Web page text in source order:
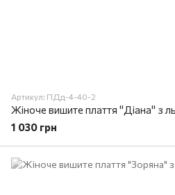
Артикул: ПДд-4-40-2
Жіноче вишите плаття "Діана" з
1 030 грн